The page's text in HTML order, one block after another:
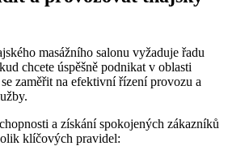
masážního salonu vyžaduje řadu
chcete úspěšně podnikat v oblasti
zaměřit na efektivní řízení provozu a
a získání spokojených zákazníků
klíčových pravidel: